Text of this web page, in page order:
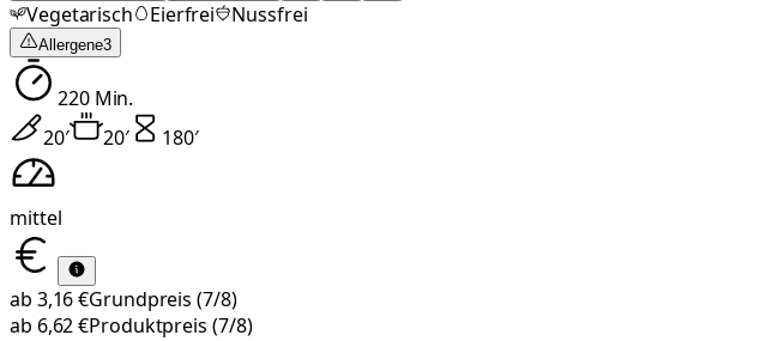
Vegetarisch Eierfrei Nussfrei
Allergene3
220Min.
20′ 20′ 180′
mittel
ab 3,16 €Grundpreis (7/8)
ab 6,62 €Produktpreis (7/8)